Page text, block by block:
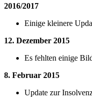
2016/2017
Einige kleinere
12. Dezember 2015
Es fehlten einige
8. Februar 2015
Update zur